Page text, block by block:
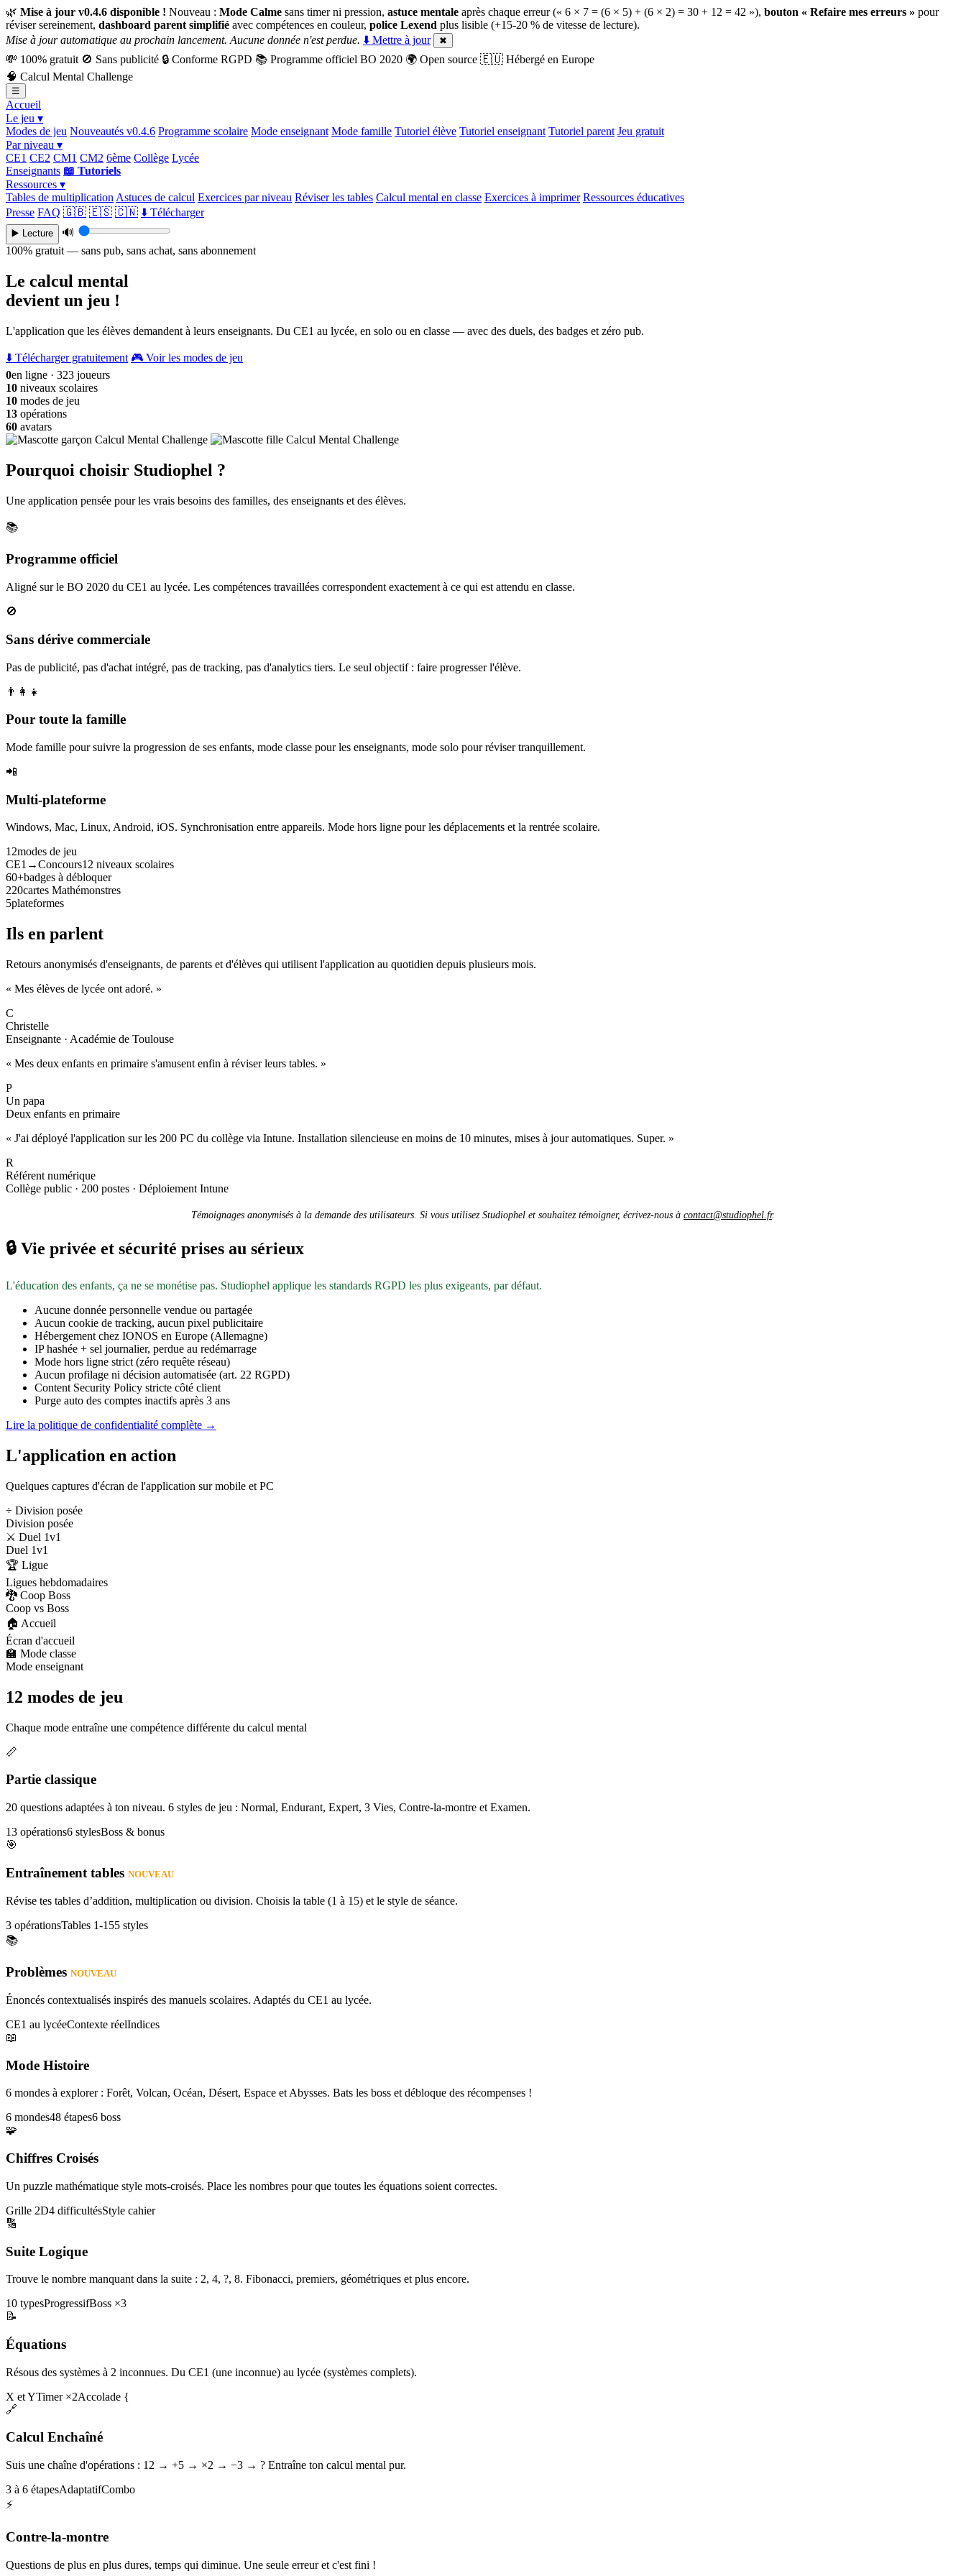
🌿 Mise à jour v0.4.6 disponible ! Nouveau : Mode Calme sans timer ni pression, astuce mentale après chaque erreur (« 6 × 7 = (6 × 5) + (6 × 2) = 30 + 12 = 42 »), bouton « Refaire mes erreurs » pour
réviser sereinement, dashboard parent simplifié avec compétences en couleur, police Lexend plus lisible (+15-20 % de vitesse de lecture).
Mise à jour automatique au prochain lancement. Aucune donnée n'est perdue. ⬇️ Mettre à jour ✖
💸 100% gratuit 🚫 Sans publicité 🔒 Conforme RGPD 📚 Programme officiel BO 2020 🌍 Open source 🇪🇺 Hébergé en Europe
🧠 Calcul Mental Challenge
☰
Accueil
Le jeu ▾
Modes de jeu Nouveautés v0.4.6 Programme scolaire Mode enseignant Mode famille Tutoriel élève Tutoriel enseignant Tutoriel parent Jeu gratuit
Par niveau ▾
CE1 CE2 CM1 CM2 6ème Collège Lycée
Enseignants 📖 Tutoriels
Ressources ▾
Tables de multiplication Astuces de calcul Exercices par niveau Réviser les tables Calcul mental en classe Exercices à imprimer Ressources éducatives
Presse FAQ 🇬🇧 🇪🇸 🇨🇳 ⬇️ Télécharger
▶️ Lecture
🔊
100% gratuit — sans pub, sans achat, sans abonnement
Le calcul mental
devient un jeu !
L'application que les élèves demandent à leurs enseignants. Du CE1 au lycée, en solo ou en classe — avec des duels, des badges et zéro pub.
⬇️ Télécharger gratuitement 🎮 Voir les modes de jeu
0en ligne · 323 joueurs
10 niveaux scolaires
10 modes de jeu
13 opérations
60 avatars
Pourquoi choisir Studiophel ?
Une application pensée pour les vrais besoins des familles, des enseignants et des élèves.
📚
Programme officiel
Aligné sur le BO 2020 du CE1 au lycée. Les compétences travaillées correspondent exactement à ce qui est attendu en classe.
🚫
Sans dérive commerciale
Pas de publicité, pas d'achat intégré, pas de tracking, pas d'analytics tiers. Le seul objectif : faire progresser l'élève.
👨‍👩‍👧
Pour toute la famille
Mode famille pour suivre la progression de ses enfants, mode classe pour les enseignants, mode solo pour réviser tranquillement.
📲
Multi-plateforme
Windows, Mac, Linux, Android, iOS. Synchronisation entre appareils. Mode hors ligne pour les déplacements et la rentrée scolaire.
12modes de jeu
CE1→Concours12 niveaux scolaires
60+badges à débloquer
220cartes Mathémonstres
5plateformes
Ils en parlent
Retours anonymisés d'enseignants, de parents et d'élèves qui utilisent l'application au quotidien depuis plusieurs mois.
« Mes élèves de lycée ont adoré. »
C
Christelle
Enseignante · Académie de Toulouse
« Mes deux enfants en primaire s'amusent enfin à réviser leurs tables. »
P
Un papa
Deux enfants en primaire
« J'ai déployé l'application sur les 200 PC du collège via Intune. Installation silencieuse en moins de 10 minutes, mises à jour automatiques. Super. »
R
Référent numérique
Collège public · 200 postes · Déploiement Intune
Témoignages anonymisés à la demande des utilisateurs. Si vous utilisez Studiophel et souhaitez témoigner, écrivez-nous à contact@studiophel.fr.
🔒 Vie privée et sécurité prises au sérieux
L'éducation des enfants, ça ne se monétise pas. Studiophel applique les standards RGPD les plus exigeants, par défaut.
Aucune donnée personnelle vendue ou partagée
Aucun cookie de tracking, aucun pixel publicitaire
Hébergement chez IONOS en Europe (Allemagne)
IP hashée + sel journalier, perdue au redémarrage
Mode hors ligne strict (zéro requête réseau)
Aucun profilage ni décision automatisée (art. 22 RGPD)
Content Security Policy stricte côté client
Purge auto des comptes inactifs après 3 ans
Lire la politique de confidentialité complète →
L'application en action
Quelques captures d'écran de l'application sur mobile et PC
÷ Division posée
Division posée
⚔️ Duel 1v1
Duel 1v1
🏆 Ligue
Ligues hebdomadaires
🐉 Coop Boss
Coop vs Boss
🏠 Accueil
Écran d'accueil
🏫 Mode classe
Mode enseignant
12 modes de jeu
Chaque mode entraîne une compétence différente du calcul mental
📏
Partie classique
20 questions adaptées à ton niveau. 6 styles de jeu : Normal, Endurant, Expert, 3 Vies, Contre-la-montre et Examen.
13 opérations6 stylesBoss & bonus
🎯
Entraînement tables NOUVEAU
Révise tes tables d’addition, multiplication ou division. Choisis la table (1 à 15) et le style de séance.
3 opérationsTables 1-155 styles
📚
Problèmes NOUVEAU
Énoncés contextualisés inspirés des manuels scolaires. Adaptés du CE1 au lycée.
CE1 au lycéeContexte réelIndices
📖
Mode Histoire
6 mondes à explorer : Forêt, Volcan, Océan, Désert, Espace et Abysses. Bats les boss et débloque des récompenses !
6 mondes48 étapes6 boss
🧩
Chiffres Croisés
Un puzzle mathématique style mots-croisés. Place les nombres pour que toutes les équations soient correctes.
Grille 2D4 difficultésStyle cahier
🔢
Suite Logique
Trouve le nombre manquant dans la suite : 2, 4, ?, 8. Fibonacci, premiers, géométriques et plus encore.
10 typesProgressifBoss ×3
📝
Équations
Résous des systèmes à 2 inconnues. Du CE1 (une inconnue) au lycée (systèmes complets).
X et YTimer ×2Accolade {
🔗
Calcul Enchaîné
Suis une chaîne d'opérations : 12 → +5 → ×2 → −3 → ? Entraîne ton calcul mental pur.
3 à 6 étapesAdaptatifCombo
⚡
Contre-la-montre
Questions de plus en plus dures, temps qui diminue. Une seule erreur et c'est fini !